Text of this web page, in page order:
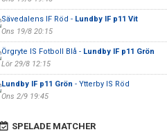
Sävedalens IF Röd - Lundby IF p11 Vit
Ons 19/8 20:15
Örgryte IS Fotboll Blå - Lundby IF p11 Grön
Lör 29/8 12:15
Lundby IF p11 Grön - Ytterby IS Röd
Ons 2/9 19:45
SPELADE MATCHER